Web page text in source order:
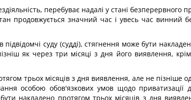
перебуває надалі у стані безперервного
продовжується значний час і увесь час винний
суду (судді), стягнення може бути
як через три місяці з дня його виявлення,
трьох місяців з дня виявлення, але не пізніше
особою обов'язкових умов щодо приватизації
накладено протягом трьох місяців з дня